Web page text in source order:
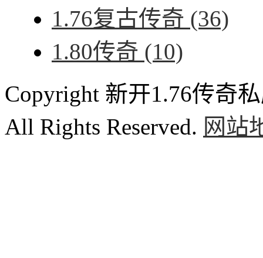
1.76复古传奇 (36)
1.80传奇 (10)
Copyright 新开1.76传奇
All Rights Reserved. 网站